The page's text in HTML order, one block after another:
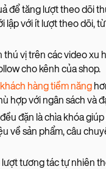
để tăng lượt theo dõi
lập với ít lượt theo dõi,
thú vị trên các video xu
cho kênh của shop.
khách hàng tiềm năng
hợp với ngân sách và
đặn là chìa khóa
về sản phẩm, câu
tương tác tự nhiên